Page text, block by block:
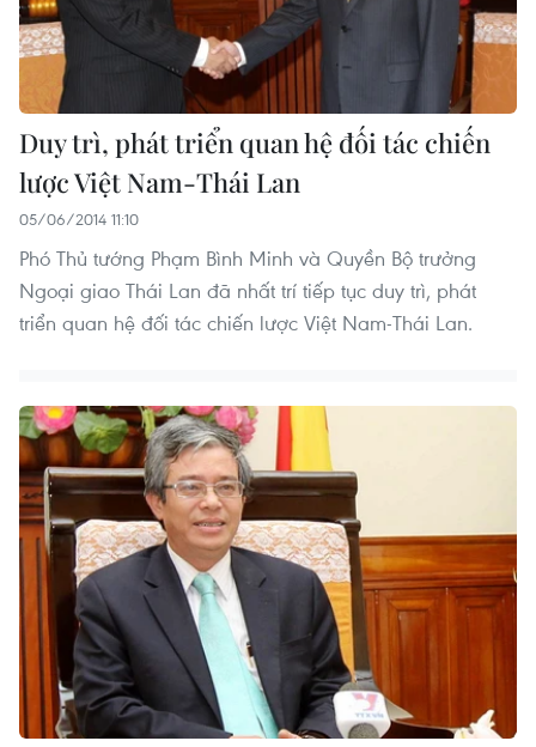
Duy trì, phát triển quan hệ đối tác chiến
lược Việt Nam-Thái Lan
05/06/2014 11:10
Phó Thủ tướng Phạm Bình Minh và Quyền Bộ trưởng
Ngoại giao Thái Lan đã nhất trí tiếp tục duy trì, phát
triển quan hệ đối tác chiến lược Việt Nam-Thái Lan.